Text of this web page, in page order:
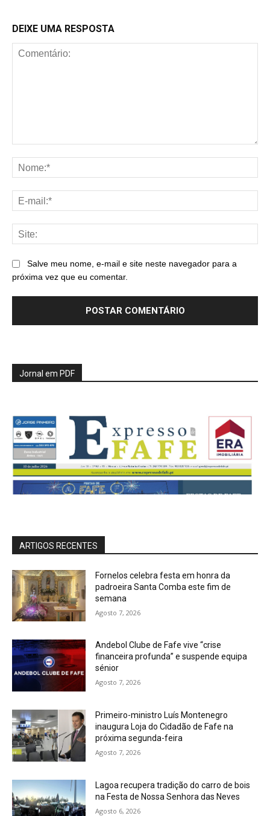
DEIXE UMA RESPOSTA
Salve meu nome, e-mail e site neste navegador para a
próxima vez que eu comentar.
Jornal em PDF
ARTIGOS RECENTES
Fornelos celebra festa em honra da
padroeira Santa Comba este fim de
semana
Agosto 7, 2026
Andebol Clube de Fafe vive “crise
financeira profunda” e suspende equipa
sénior
Agosto 7, 2026
Primeiro-ministro Luís Montenegro
inaugura Loja do Cidadão de Fafe na
próxima segunda-feira
Agosto 7, 2026
Lagoa recupera tradição do carro de bois
na Festa de Nossa Senhora das Neves
Agosto 6, 2026